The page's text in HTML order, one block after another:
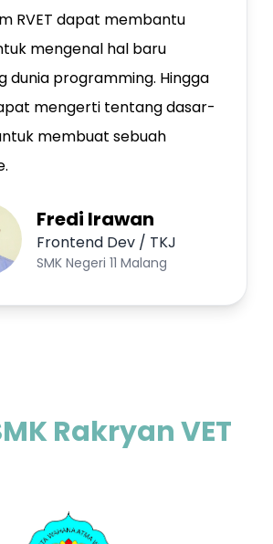
RVET dapat membantu
mengenal hal baru
dunia programming. Hingga
mengerti tentang dasar-
membuat sebuah
Fredi Irawan
Frontend Dev / TKJ
SMK Negeri 11 Malang
Rakryan VET